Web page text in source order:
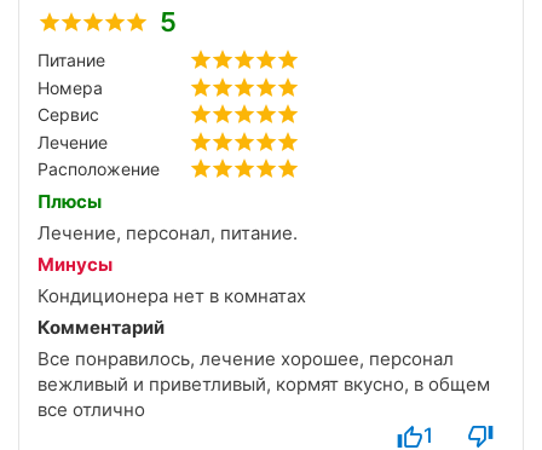
В следующий раз лучше купить просто
проживание, а потом отдельно оплатить те
процедуры, которые тебе нужны.
5
Питание
Номера
Сервис
Лечение
Расположение
Плюсы
Лечение, персонал, питание.
Минусы
Кондиционера нет в комнатах
Комментарий
Все понравилось, лечение хорошее, персонал
вежливый и приветливый, кормят вкусно, в общем
все отлично
1